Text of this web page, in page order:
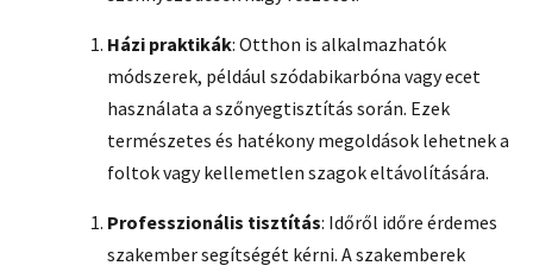
Házi praktikák: Otthon is alkalmazhatók
módszerek, például szódabikarbóna vagy ecet
használata a szőnyegtisztítás során. Ezek
természetes és hatékony megoldások lehetnek a
foltok vagy kellemetlen szagok eltávolítására.
Professzionális tisztítás: Időről időre érdemes
szakember segítségét kérni. A szakemberek